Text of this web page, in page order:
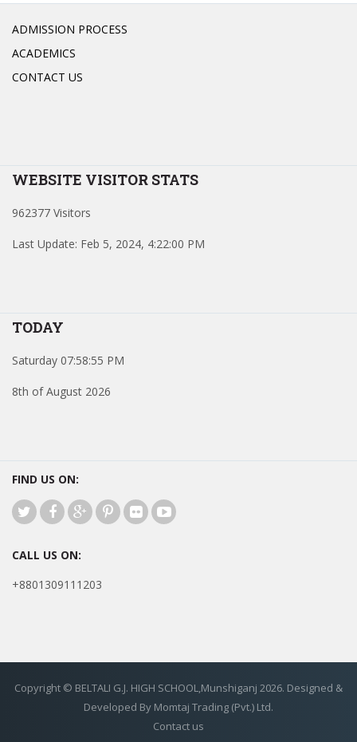
ADMISSION PROCESS
ACADEMICS
CONTACT US
WEBSITE VISITOR STATS
962377 Visitors
Last Update: Feb 5, 2024, 4:22:00 PM
TODAY
Saturday 07:58:55 PM
8th of August 2026
FIND US ON:
CALL US ON:
+8801309111203
Copyright © BELTALI G.J. HIGH SCHOOL,Munshiganj 2026. Designed &
Developed By Momtaj Trading (Pvt.) Ltd.
Contact us